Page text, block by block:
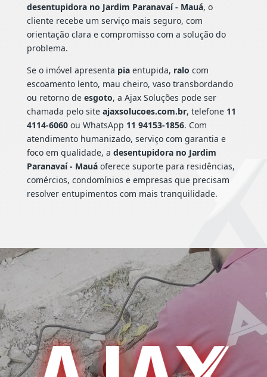
desentupidora no Jardim Paranavaí - Mauá, o
cliente recebe um serviço mais seguro, com
orientação clara e compromisso com a solução do
problema.
Se o imóvel apresenta piaentupida, ralo com
escoamento lento, mau cheiro, vaso transbordando
ou retorno de esgoto, a Ajax Soluções pode ser
chamada pelo site ajaxsolucoes.com.br, telefone 11
4114-6060ou WhatsApp 11 94153-1856. Com
atendimento humanizado, serviço com garantia e
foco em qualidade, a desentupidora no Jardim
Paranavaí - Mauáoferece suporte para residências,
comércios, condomínios e empresas que precisam
resolver entupimentos com mais tranquilidade.